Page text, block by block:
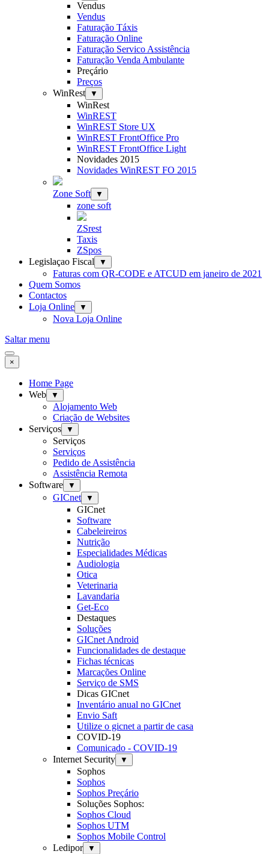
Vendus
Vendus
Faturação Táxis
Faturação Online
Faturação Servico Assistência
Faturação Venda Ambulante
Preçário
Preços
WinRest
▼
WinRest
WinREST
WinREST Store UX
WinREST FrontOffice Pro
WinREST FrontOffice Light
Novidades 2015
Novidades WinREST FO 2015
Zone Soft ▼
zone soft
ZSrest
Taxis
ZSpos
Legislaçao Fiscal
▼
Faturas com QR-CODE e ATCUD em janeiro de 2021
Quem Somos
Contactos
Loja Online
▼
Nova Loja Online
Saltar menu
×
Home Page
Web
▼
Alojamento Web
Criação de Websites
Serviços
▼
Serviços
Serviços
Pedido de Assistência
Assistência Remota
Software
▼
GICnet ▼
GICnet
Software
Cabeleireiros
Nutrição
Especialidades Médicas
Audiologia
Otica
Veterinaria
Lavandaria
Get-Eco
Destaques
Soluções
GICnet Android
Funcionalidades de destaque
Fichas técnicas
Marcações Online
Serviço de SMS
Dicas GICnet
Inventário anual no GICnet
Envio Saft
Utilize o gicnet a partir de casa
COVID-19
Comunicado - COVID-19
Internet Security
▼
Sophos
Sophos
Sophos Preçário
Soluções Sophos:
Sophos Cloud
Sophos UTM
Sophos Mobile Control
Ledipor
▼